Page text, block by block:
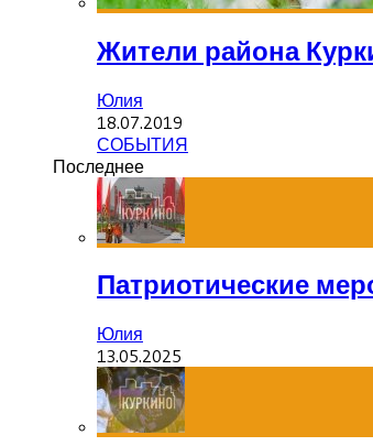
Жители района
Юлия
18.07.2019
СОБЫТИЯ
Последнее
Патриотические
Юлия
13.05.2025